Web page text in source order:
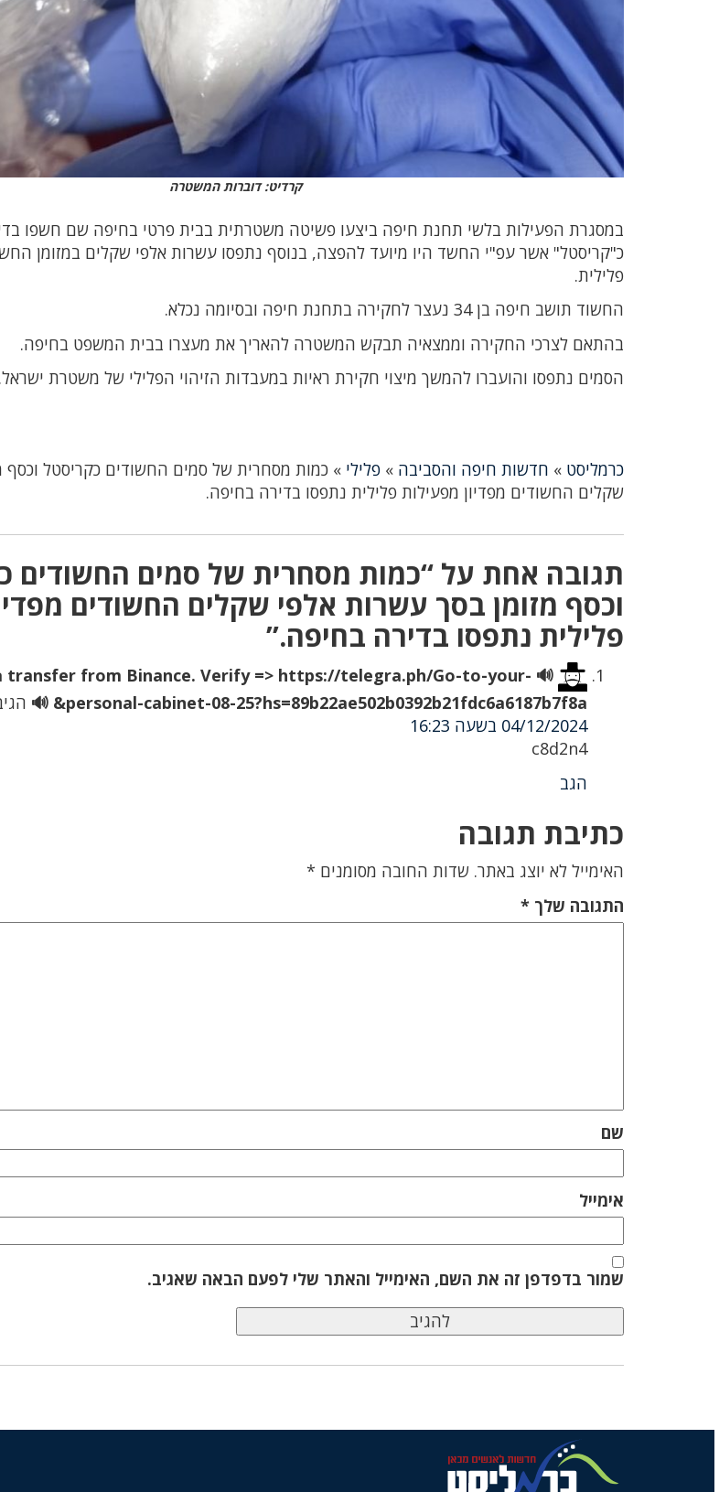
קרדיט: דוברות המשטרה
במסגרת הפעילות בלשי תחנת חיפה ביצעו פשיטה משטרתית בבית פרטי בחיפה שם חשפו
כ"קריסטל" אשר עפ"י החשד היו מיועד להפצה, בנוסף נתפסו עשרות אלפי שקלים במזומן
פלילית.
החשוד תושב חיפה בן 34 נעצר לחקירה בתחנת חיפה ובסיומה נכלא.
בהתאם לצרכי החקירה וממצאיה תבקש המשטרה להאריך את מעצרו בבית המשפט בחיפה.
הסמים נתפסו והועברו להמשך מיצוי חקירת ראיות במעבדות הזיהוי הפלילי של משטרת ישראל.
כרמליסט » חדשות חיפה והסביבה »פלילי »כמות מסחרית של סמים החשודים כקריסטל וכסף
שקלים החשודים מפדיון מפעילות פלילית נתפסו בדירה בחיפה.
תגובה אחת על “כמות מסחרית של סמים החשודים
וכסף מזומן בסך עשרות אלפי שקלים החשודים
פלילית נתפסו בדירה בחיפה.”
a transfer from Binance. Verify => https://telegra.ph/Go-to-your-
personal-cabinet-08-25?hs=89b22ae502b0392b21fdc6a6187b7f8a& 🔊
04/12/2024 בשעה 16:23
c8d2n4
הגב
כתיבת תגובה
האימייל לא יוצג באתר. שדות החובה מסומנים *
התגובה שלך*
שם
אימייל
שמור בדפדפן זה את השם, האימייל והאתר שלי לפעם הבאה שאגיב.